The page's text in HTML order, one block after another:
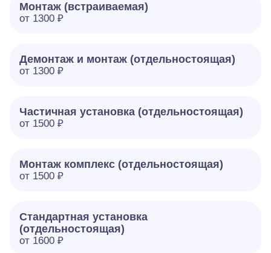
Монтаж (встраиваемая)
от 1300 ₽
Демонтаж и монтаж (отдельностоящая)
от 1300 ₽
Частичная установка (отдельностоящая)
от 1500 ₽
Монтаж комплекс (отдельностоящая)
от 1500 ₽
Стандартная установка
(отдельностоящая)
от 1600 ₽